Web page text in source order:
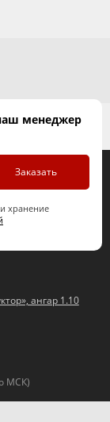
менеджер
Заказать
хранение
ангар 1.10
МСК)